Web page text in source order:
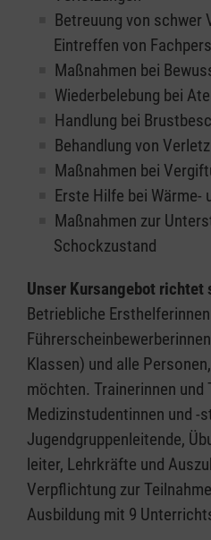
Betreuung von schwer
Eintreffen von
Maßnahmen bei
Wiederbelebung bei
Handlung bei
Behandlung von
Maßnahmen bei
Erste Hilfe bei Wärme-
Maßnahmen zur
Schockzustand
Unser Kursangebot richtet
Betriebliche
Klassen) und alle
möchten. Trainerinnen und
Medizinstudentinnen und -
Jugendgruppenleitende,
leiter, Lehrkräfte und
Verpflichtung zur
Ausbildung mit 9